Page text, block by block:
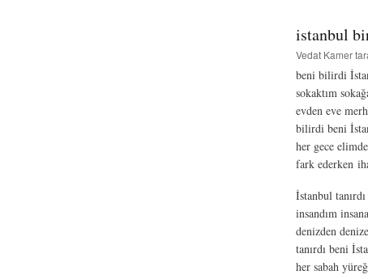
istanbul
Vedat Kamer
beni bilirdi
sokaktım
evden eve
bilirdi beni
her gece
fark ederken
İstanbul
insandım
denizden
tanırdı beni
her sabah